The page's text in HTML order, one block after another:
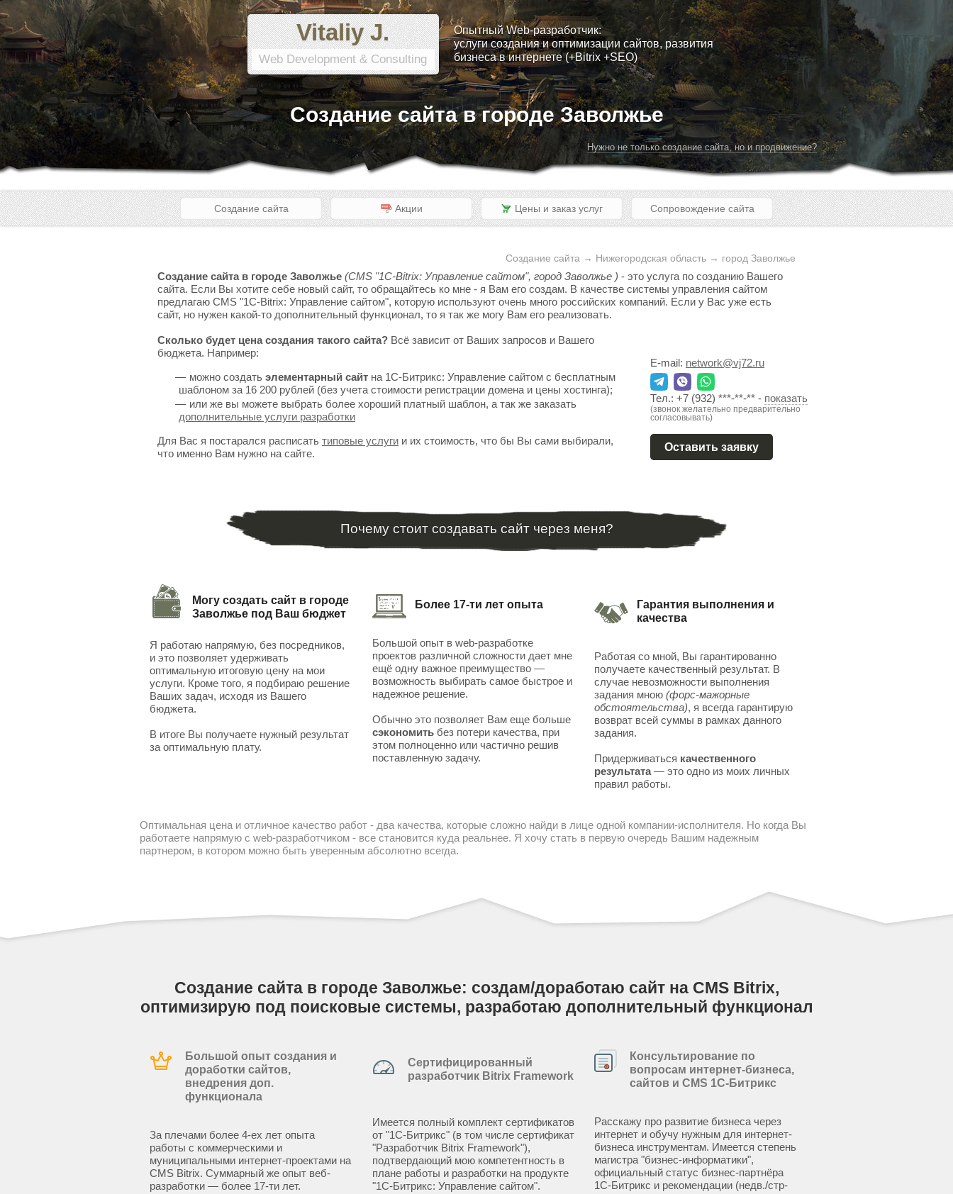
Vitaliy J.
Web Development & Consulting
Опытный Web-разработчик:
услуги создания и оптимизации сайтов, развития
бизнеса в интернете (+Bitrix +SEO)
Создание сайта в городе Заволжье
Нужно не только создание сайта, но и продвижение?
Создание сайта Акции Цены и заказ услуг Сопровождение сайта
Создание сайта → Нижегородская область → город Заволжье
Создание сайта в городе Заволжье (CMS "1C-Bitrix: Управление сайтом", город Заволжье ) - это услуга по созданию Вашего
сайта. Если Вы хотите себе новый сайт, то обращайтесь ко мне - я Вам его создам. В качестве системы управления сайтом
предлагаю CMS "1C-Bitrix: Управление сайтом", которую используют очень много российских компаний. Если у Вас уже есть
сайт, но нужен какой-то дополнительный функционал, то я так же могу Вам его реализовать.
Сколько будет цена создания такого сайта? Всё зависит от Ваших запросов и Вашего
бюджета. Например:
можно создать элементарный сайт на 1С-Битрикс: Управление сайтом с бесплатным
шаблоном за 16 200 рублей (без учета стоимости регистрации домена и цены хостинга);
или же вы можете выбрать более хороший платный шаблон, а так же заказать
дополнительные услуги разработки
Для Вас я постарался расписать типовые услуги и их стоимость, что бы Вы сами выбирали,
что именно Вам нужно на сайте.
E-mail: network@vj72.ru
Тел.: +7 (932) ***-**-** - показать
(звонок желательно предварительно
согласовывать)
Оставить заявку
Почему стоит создавать сайт через меня?
Могу создать сайт в городе
Заволжье под Ваш бюджет
Я работаю напрямую, без посредников,
и это позволяет удерживать
оптимальную итоговую цену на мои
услуги. Кроме того, я подбираю решение
Ваших задач, исходя из Вашего
бюджета.
В итоге Вы получаете нужный результат
за оптимальную плату.
Более 17-ти лет опыта
Большой опыт в web-разработке
проектов различной сложности дает мне
ещё одну важное преимущество —
возможность выбирать самое быстрое и
надежное решение.
Обычно это позволяет Вам еще больше
сэкономитьбез потери качества, при
этом полноценно или частично решив
поставленную задачу.
Гарантия выполнения и
качества
Работая со мной, Вы гарантированно
получаете качественный результат. В
случае невозможности выполнения
задания мною(форс-мажорные
обстоятельства), я всегда гарантирую
возврат всей суммы в рамках данного
задания.
Придерживаться качественного
результата— это одно из моих личных
правил работы.
Оптимальная цена и отличное качество работ - два качества, которые сложно найди в лице одной компании-исполнителя. Но когда Вы
работаете напрямую с web-разработчиком - все становится куда реальнее. Я хочу стать в первую очередь Вашим надежным
партнером, в котором можно быть уверенным абсолютно всегда.
Создание сайта в городе Заволжье: создам/доработаю сайт на CMS Bitrix,
оптимизирую под поисковые системы, разработаю дополнительный функционал
Большой опыт создания и
доработки сайтов,
внедрения доп.
функционала
За плечами более 4-ех лет опыта
работы с коммерческими и
муниципальными интернет-проектами на
CMS Bitrix. Суммарный же опыт веб-
разработки — более 17-ти лет.
Сертифицированный
разработчик Bitrix Framework
Имеется полный комплект сертификатов
от "1С-Битрикс" (в том числе сертификат
"Разработчик Bitrix Framework"),
подтвердающий мою компетентность в
плане работы и разработки на продукте
"1С-Битрикс: Управление сайтом".
Консультирование по
вопросам интернет-бизнеса,
сайтов и CMS 1С-Битрикс
Расскажу про развитие бизнеса через
интернет и обучу нужным для интернет-
бизнеса инструментам. Имеется степень
магистра "бизнес-информатики",
официальный статус бизнес-партнёра
1С-Битрикс и рекомендации (недв./стр-